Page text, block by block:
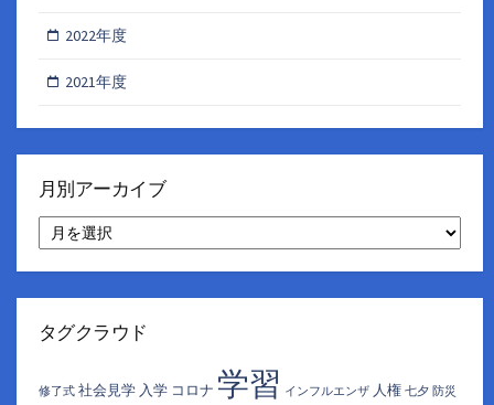
2022年度
2021年度
月別アーカイブ
別
ア
イ
タグクラウド
修了式 社会見学 入学 コロナ 学習 インフルエンザ 人権 七夕 防災